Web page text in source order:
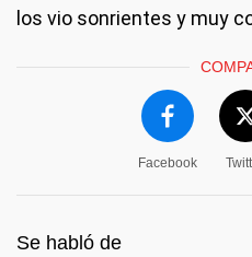
los vio sonrientes y muy
Facebook
Se habló de